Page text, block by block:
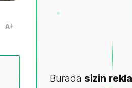
A
Burada sizin